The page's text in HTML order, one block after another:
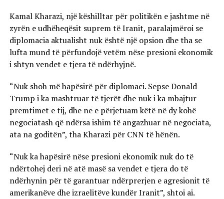
Kamal Kharazi, një këshilltar për politikën e jashtme në
zyrën e udhëheqësit suprem të Iranit, paralajmëroi se
diplomacia aktualisht nuk është një opsion dhe tha se
lufta mund të përfundojë vetëm nëse presioni ekonomik
i shtyn vendet e tjera të ndërhyjnë.
“Nuk shoh më hapësirë ​​për diplomaci. Sepse Donald
Trump i ka mashtruar të tjerët dhe nuk i ka mbajtur
premtimet e tij, dhe ne e përjetuam këtë në dy kohë
negociatash që ndërsa ishim të angazhuar në negociata,
ata na goditën”, tha Kharazi për CNN të hënën.
“Nuk ka hapësirë ​​nëse presioni ekonomik nuk do të
ndërtohej deri në atë masë sa vendet e tjera do të
ndërhynin për të garantuar ndërprerjen e agresionit të
amerikanëve dhe izraelitëve kundër Iranit”, shtoi ai.